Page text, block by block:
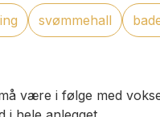
svømmehall
være i følge med